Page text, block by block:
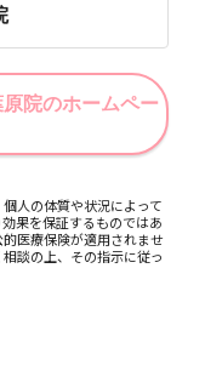
院のホームペー
人の体質や状況によって
果を保証するものではあ
医療保険が適用されませ
談の上、その指示に従っ